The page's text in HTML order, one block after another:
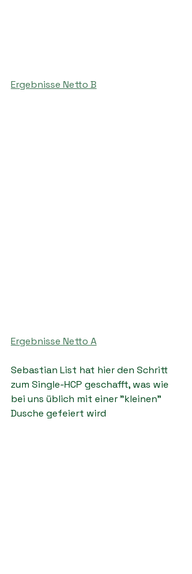
Ergebnisse Netto B
Ergebnisse Netto A
Sebastian List hat hier den Schritt
zum Single-HCP geschafft, was wie
bei uns üblich mit einer "kleinen"
Dusche gefeiert wird